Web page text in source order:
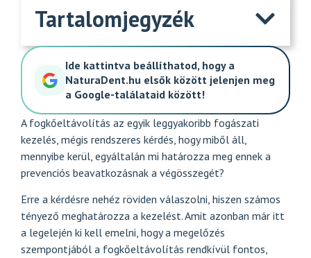
Tartalomjegyzék
Ide kattintva beállíthatod, hogy a
NaturaDent.hu elsők között jelenjen meg
a Google-találataid között!
A fogkőeltávolítás az egyik leggyakoribb fogászati
kezelés, mégis rendszeres kérdés, hogy miből áll,
mennyibe kerül, egyáltalán mi határozza meg ennek a
prevenciós beavatkozásnak a végösszegét?
Erre a kérdésre nehéz röviden válaszolni, hiszen számos
tényező meghatározza a kezelést. Amit azonban már itt
a legelején ki kell emelni, hogy a megelőzés
szempontjából a fogkőeltávolítás rendkívül fontos,